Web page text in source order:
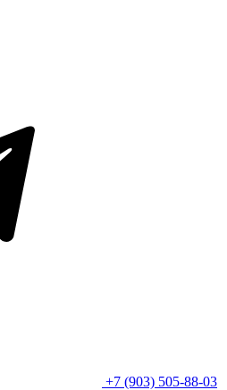
+7 (903) 505-88-03